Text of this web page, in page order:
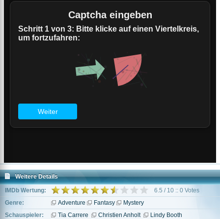
Weitere Details
IMDb Wertung:
6.5 / 10 :: 0 Votes
Genre:
Adventure Fantasy
Mystery
Schauspieler:
Tia Carrere Christien Anholt
Lindy Booth